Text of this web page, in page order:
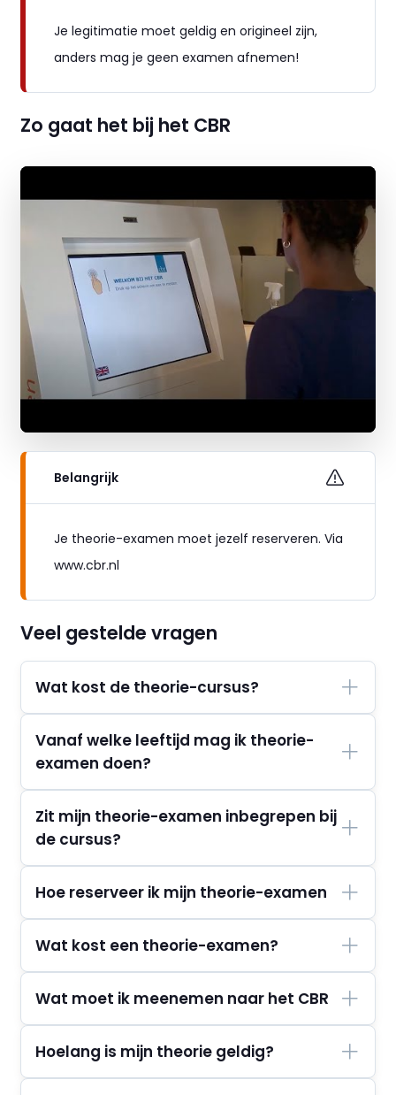
Je legitimatie moet geldig en origineel zijn,
anders mag je geen examen afnemen!
Zo gaat het bij het CBR
Belangrijk
Je theorie-examen moet jezelf reserveren. Via
www.cbr.nl
Veel gestelde vragen
Wat kost de theorie-cursus?
Vanaf welke leeftijd mag ik theorie-
examen doen?
Zit mijn theorie-examen inbegrepen bij
de cursus?
Hoe reserveer ik mijn theorie-examen
Wat kost een theorie-examen?
Wat moet ik meenemen naar het CBR
Hoelang is mijn theorie geldig?